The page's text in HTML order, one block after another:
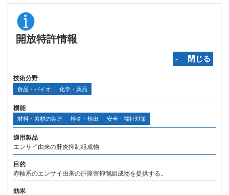
開放特許情報
‐ 閉じる
技術分野
食品・バイオ 化学・薬品
機能
材料・素材の製造 検査・検出 安全・福祉対策
適用製品
エンサイ由来の肝炎抑制組成物
目的
赤軸系のエンサイ由来の肝障害抑制組成物を提供する。
効果